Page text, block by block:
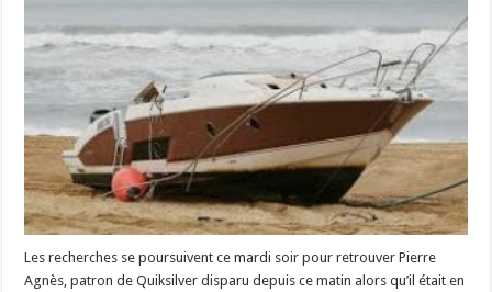
Les recherches se poursuivent ce mardi soir pour retrouver Pierre
Agnès, patron de Quiksilver disparu depuis ce matin alors qu’il était en